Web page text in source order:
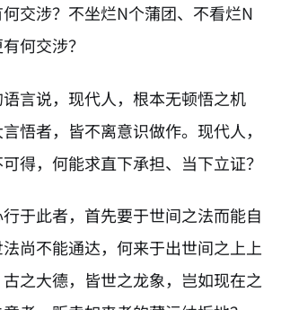
交涉？不坐烂N个蒲团、不看烂N
何交涉？
言说，现代人，根本无顿悟之机
悟者，皆不离意识做作。现代人，
得，何能求直下承担、当下立证？
于此者，首先要于世间之法而能自
尚不能通达，何来于出世间之上上
之大德，皆世之龙象，岂如现在之